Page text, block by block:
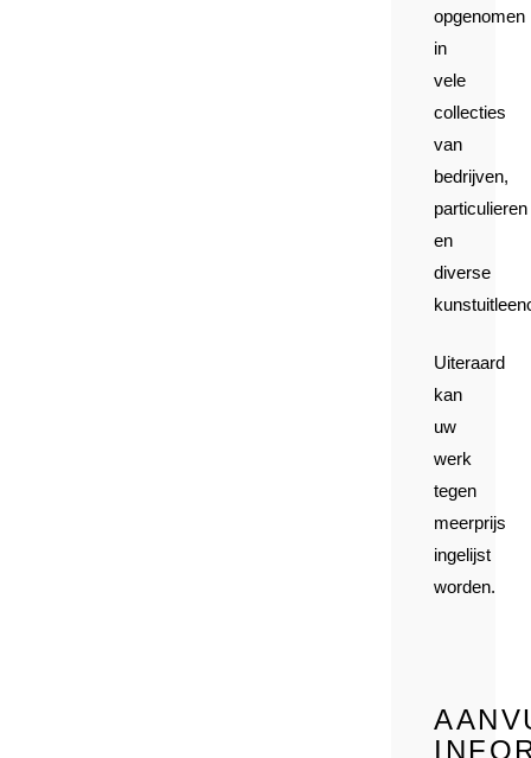
opgenomen
in
vele
collecties
van
bedrijven,
particulieren
en
diverse
Uiteraard
kan
uw
werk
tegen
meerprijs
ingelijst
worden.